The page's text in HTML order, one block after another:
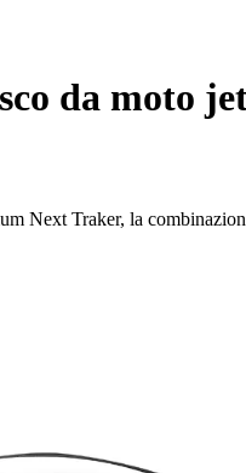
da moto
Next Traker, la